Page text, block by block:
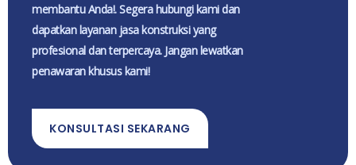
membantu Anda!. Segera hubungi kami dan
dapatkan layanan jasa konstruksi yang
profesional dan terpercaya. Jangan lewatkan
penawaran khusus kami!
KONSULTASI SEKARANG